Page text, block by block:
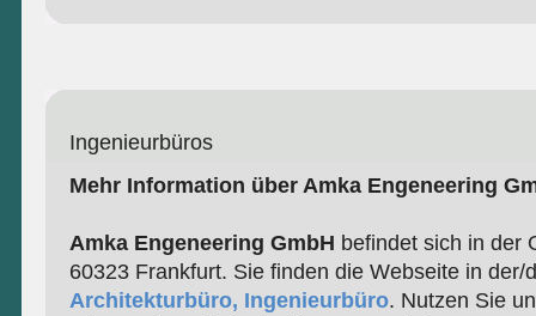
Ingenieurbüros
Mehr Information über Amka Engeneering
Amka Engeneering GmbH befindet sich in der
60323 Frankfurt. Sie finden die Webseite in der/
Architekturbüro, Ingenieurbüro. Nutzen Sie